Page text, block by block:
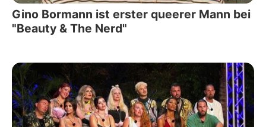
Gino Bormann ist erster queerer Mann bei
"Beauty & The Nerd"